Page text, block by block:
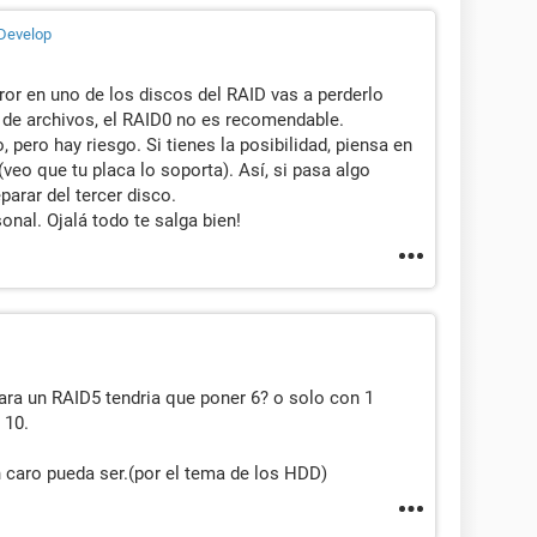
en uno de los discos del RAID vas a perderlo
archivos, el RAID0 no es recomendable.
pero hay riesgo. Si tienes la posibilidad, piensa en
que tu placa lo soporta). Así, si pasa algo
del tercer disco.
Ojalá todo te salga bien!
un RAID5 tendria que poner 6? o solo con 1
pueda ser.(por el tema de los HDD)